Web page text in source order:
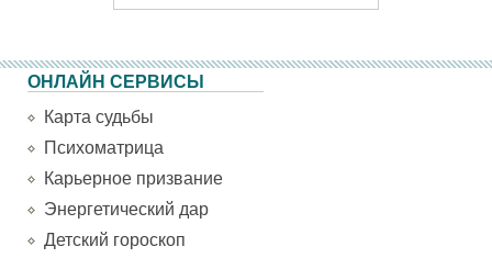
ОНЛАЙН СЕРВИСЫ
Карта судьбы
Психоматрица
Карьерное призвание
Энергетический дар
Детский гороскоп